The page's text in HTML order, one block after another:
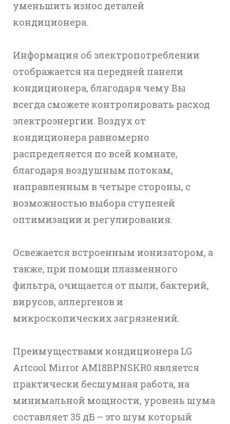
уменьшить износ деталей
кондиционера.
Информация об электропотреблении
отображается на передней панели
кондиционера, благодаря чему Вы
всегда сможете контролировать расход
электроэнергии. Воздух от
кондиционера равномерно
распределяется по всей комнате,
благодаря воздушным потокам,
направленным в четыре стороны, с
возможностью выбора ступеней
оптимизации и регулирования.
Освежается встроенным ионизатором, а
также, при помощи плазменного
фильтра, очищается от пыли, бактерий,
вирусов, аллергенов и
микроскопических загрязнений.
Преимуществами кондиционера LG
Artcool Mirror AM18BP.NSKR0 является
практически бесшумная работа, на
минимальной мощности, уровень шума
составляет 35 дБ – это шум который